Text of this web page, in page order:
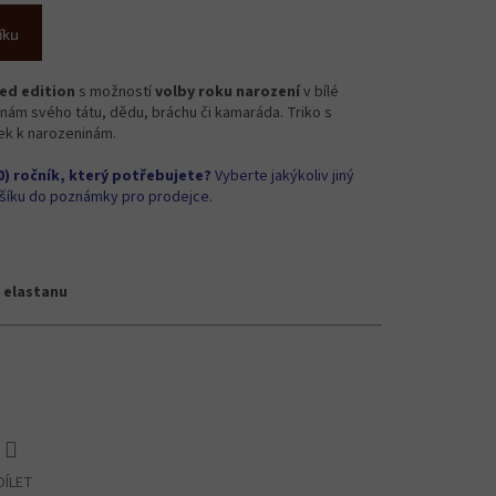
edition s možnostívolby roku narozenív bílé
svého tátu, dědu, bráchu či kamaráda. Triko s
k narozeninám.
ročník, který potřebujete? Vyberte jakýkoliv jiný
do poznámky pro prodejce.
elastanu